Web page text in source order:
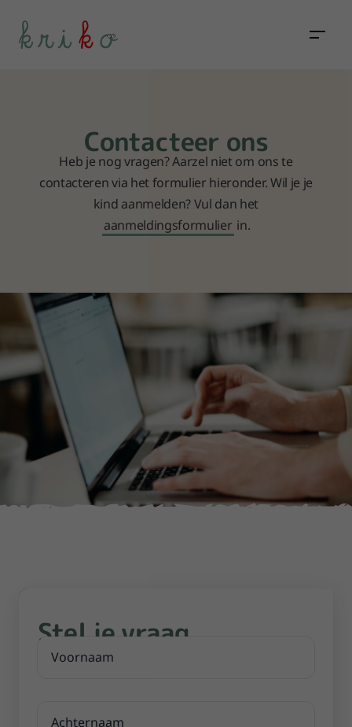
Contacteer ons
Heb je nog vragen? Aarzel niet om ons te
contacteren via het formulier hieronder. Wil je je
kind aanmelden? Vul dan het
aanmeldingsformulier in.
Stel je vraag